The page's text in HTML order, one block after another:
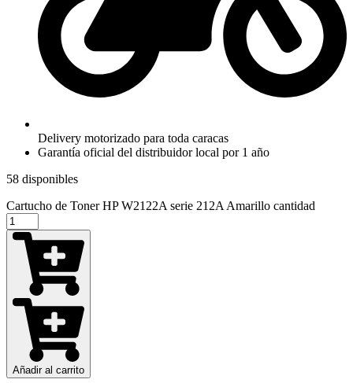
Delivery motorizado para toda caracas
Garantía oficial del distribuidor local por 1 año
58 disponibles
Cartucho de Toner HP W2122A serie 212A Amarillo cantidad
Añadir al carrito